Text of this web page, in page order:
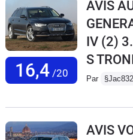
16,4/20
AVIS
IV (2)
S
Par
AVIS